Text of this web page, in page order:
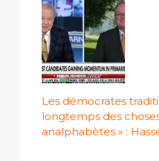
Les démocrates
longtemps des
analphabètes » :